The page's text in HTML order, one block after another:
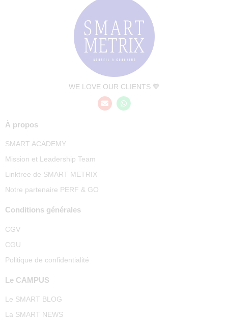
WE LOVE OUR CLIENTS 🧡
À propos
SMART ACADEMY
Mission et Leadership Team
Linktree de SMART METRIX
Notre partenaire PERF & GO
Conditions générales
CGV
CGU
Politique de confidentialité
Le CAMPUS
Le SMART BLOG
La SMART NEWS